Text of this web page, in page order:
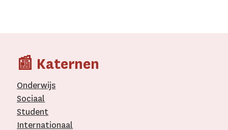
📰 Katernen
Onderwijs
Sociaal
Student
Internationaal­